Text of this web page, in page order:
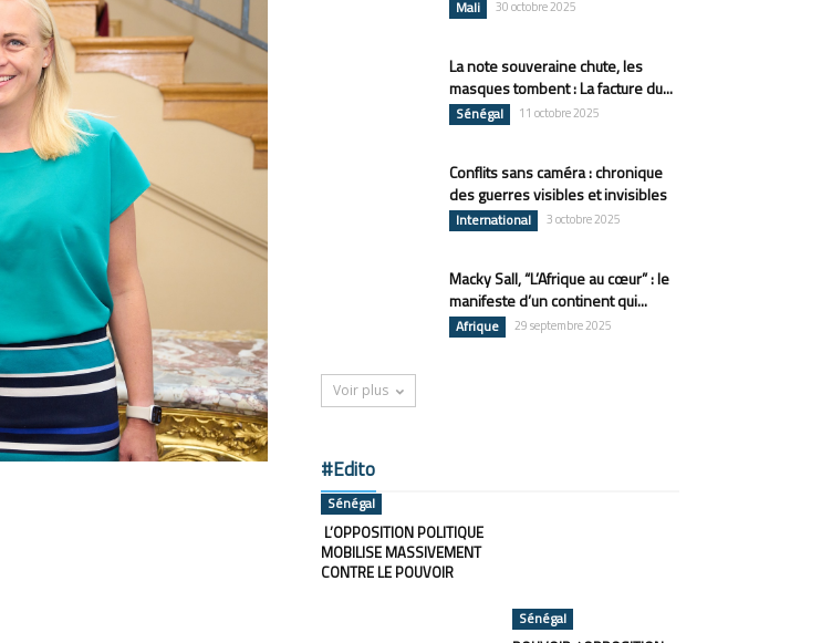
Mali 30 octobre 2025
La note souveraine chute, les
masques tombent : La facture du...
Sénégal 11 octobre 2025
Conflits sans caméra : chronique
des guerres visibles et invisibles
International 3 octobre 2025
Macky Sall, “L’Afrique au cœur” : le
manifeste d’un continent qui...
Afrique 29 septembre 2025
Voir plus
#Edito
Sénégal
L’OPPOSITION POLITIQUE
MOBILISE MASSIVEMENT
CONTRE LE POUVOIR
Sénégal